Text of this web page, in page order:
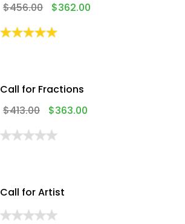
$456.00 $362.00
Call for Fractions
$413.00 $363.00
Call for Artist